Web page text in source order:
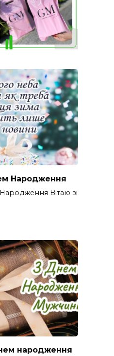
Народження
Вітаю зі
народження